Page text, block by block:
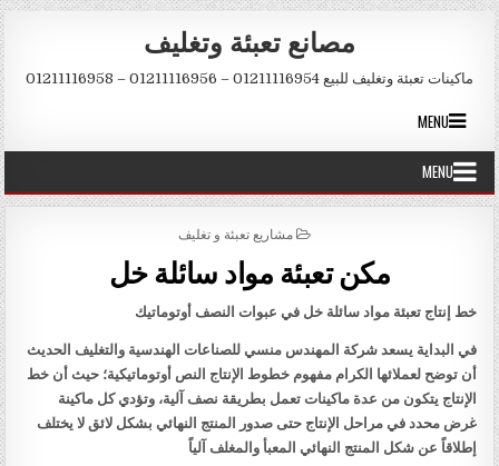
Skip to content
مصانع تعبئة وتغليف
ماكينات تعبئة وتغليف للبيع 01211116954 – 01211116956 – 01211116958
MENU
MENU
POSTED IN
مشاريع تعبئة و تغليف
مكن تعبئة مواد سائلة خل
خط إنتاج تعبئة مواد سائلة خل في عبوات النصف أوتوماتيك
في البداية يسعد شركة المهندس منسي للصناعات الهندسية والتغليف الحديث
أن توضح لعملائها الكرام مفهوم خطوط الإنتاج النص أوتوماتيكية؛ حيث أن خط
الإنتاج يتكون من عدة ماكينات تعمل بطريقة نصف آلية، وتؤدي كل ماكينة
غرض محدد في مراحل الإنتاج حتى صدور المنتج النهائي بشكل لائق لا يختلف
إطلاقاً عن شكل المنتج النهائي المعبأ والمغلف آلياً